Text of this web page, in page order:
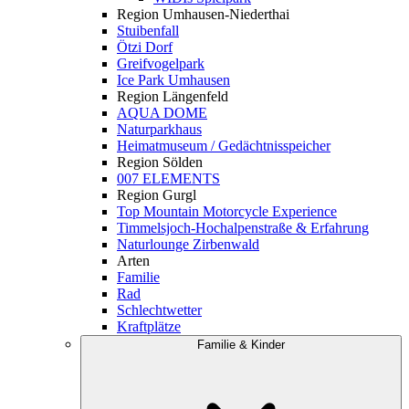
Region Umhausen-Niederthai
Stuibenfall
Ötzi Dorf
Greifvogelpark
Ice Park Umhausen
Region Längenfeld
AQUA DOME
Naturparkhaus
Heimatmuseum / Gedächtnisspeicher
Region Sölden
007 ELEMENTS
Region Gurgl
Top Mountain Motorcycle Experience
Timmelsjoch-Hochalpenstraße & Erfahrung
Naturlounge Zirbenwald
Arten
Familie
Rad
Schlechtwetter
Kraftplätze
Familie & Kinder